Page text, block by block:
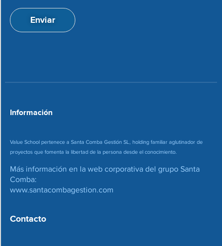
n
d
e
a
c
Enviar
Información
Value School pertenece a Santa Comba Gestión SL, holding familiar aglutinador de
proyectos que fomenta la libertad de la persona desde el conocimiento.
Más información en la web corporativa del grupo Santa
Comba:
www.santacombagestion.com
Contacto